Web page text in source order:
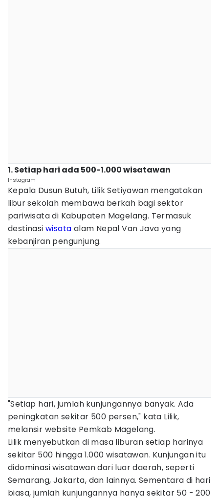
1. Setiap hari ada 500-1.000 wisatawan
Instagram
Kepala Dusun Butuh, Lilik Setiyawan mengatakan
libur sekolah membawa berkah bagi sektor
pariwisata di Kabupaten Magelang. Termasuk
destinasiwisata alam Nepal Van Java yang
kebanjiran pengunjung.
"Setiap hari, jumlah kunjungannya banyak. Ada
peningkatan sekitar 500 persen," kata Lilik,
melansir website Pemkab Magelang.
Lilik menyebutkan di masa liburan setiap harinya
sekitar 500 hingga 1.000 wisatawan. Kunjungan itu
didominasi wisatawan dari luar daerah, seperti
Semarang, Jakarta, dan lainnya. Sementara di hari
biasa, jumlah kunjungannya hanya sekitar 50 - 200